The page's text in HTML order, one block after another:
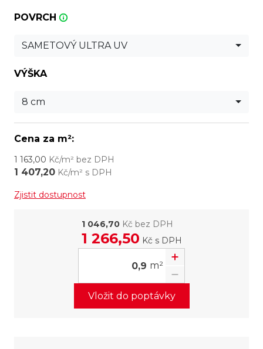
POVRCH
SAMETOVÝ ULTRA UV
VÝŠKA
8 cm
Cena za m²:
1 163,00 Kč/m² bez DPH
1 407,20 Kč/m² s DPH
Zjistit dostupnost
1 046,70Kč bez DPH
1 266,50 Kč s DPH
m²
Vložit do poptávky